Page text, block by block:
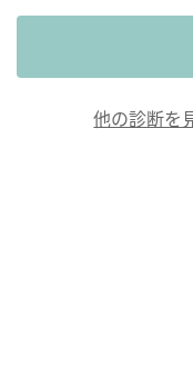
他の診断を